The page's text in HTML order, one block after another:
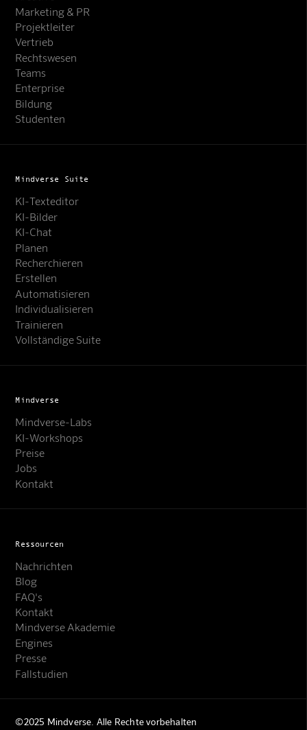
Online · KI-Assistent
Mindverse
Marketing & PR
Projektleiter
Vertrieb
Rechtswesen
Teams
Enterprise
Bildung
Studenten
Mindverse Suite
KI-Texteditor
KI-Bilder
KI-Chat
Planen
Recherchieren
Erstellen
Automatisieren
Individualisieren
Trainieren
Vollständige Suite
Mindverse
Mindverse-Labs
KI-Workshops
Preise
Jobs
Kontakt
Ressourcen
Nachrichten
Blog
FAQ's
Kontakt
Mindverse Akademie
Engines
Presse
Fallstudien
©2025 Mindverse. Alle Rechte vorbehalten